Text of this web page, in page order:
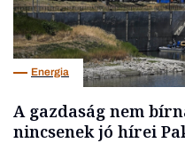
Energia
A gazdaság nem
nincsenek jó hírei